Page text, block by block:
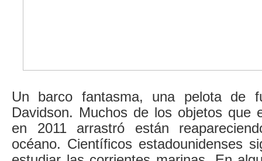
Un barco fantasma, una pelota de
Davidson. Muchos de los objetos que
en 2011 arrastró están
océano. Científicos estadounidenses